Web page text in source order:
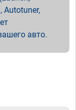
Autotuner,
авто.